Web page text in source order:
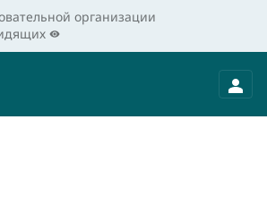
организации